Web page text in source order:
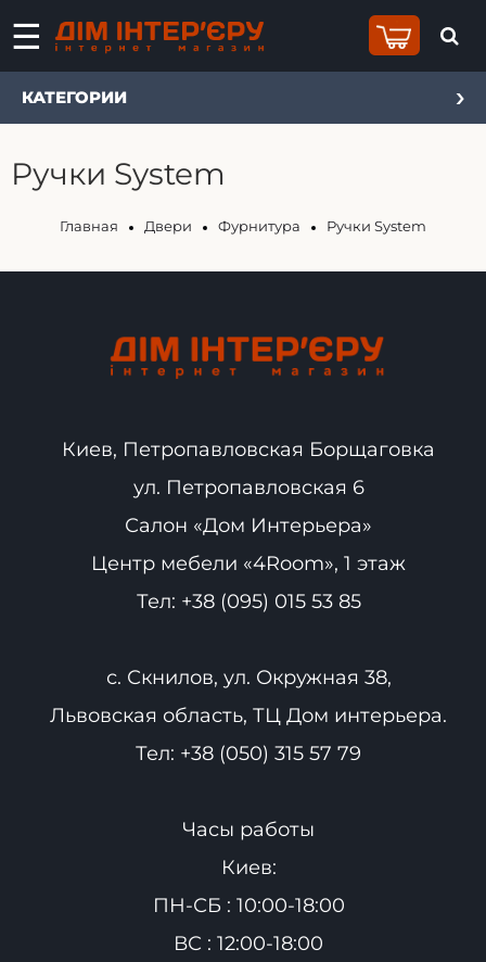
КАТЕГОРИИ
Ручки System
Главная Двери Фурнитура Ручки System
Киев, Петропавловская Борщаговка
ул. Петропавловская 6
Салон «Дом Интерьера»
Центр мебели «4Room», 1 этаж
Тел: +38 (095) 015 53 85
с. Скнилов, ул. Окружная 38,
Львовская область, ТЦ Дом интерьера.
Тел: +38 (050) 315 57 79
Часы работы
Киев:
ПН-СБ : 10:00-18:00
ВС : 12:00-18:00